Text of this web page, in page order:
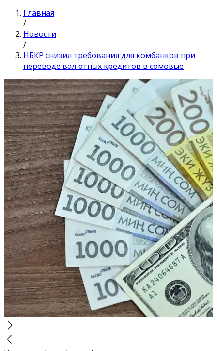
Главная
/
Новости
/
НБКР снизил требования для комбанков при
переводе валютных кредитов в сомовые